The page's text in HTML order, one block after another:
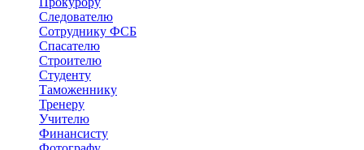
Следователю
Сотруднику ФСБ
Спасателю
Строителю
Студенту
Таможеннику
Тренеру
Учителю
Финансисту